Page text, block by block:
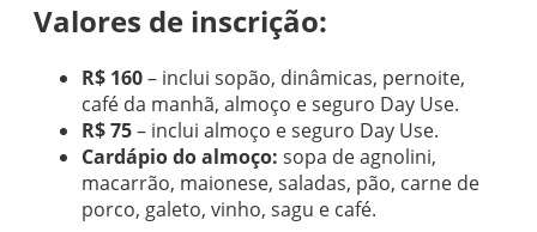
Valores de inscrição:
R$ 160– inclui sopão, dinâmicas, pernoite,
café da manhã, almoço e seguro Day Use.
R$ 75– inclui almoço e seguro Day Use.
Cardápio do almoço: sopa de agnolini,
macarrão, maionese, saladas, pão, carne de
porco, galeto, vinho, sagu e café.